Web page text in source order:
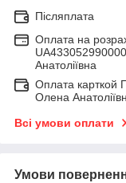
Післяплата
Оплата на
Анатоліївна
Оплата карткой
Олена
Всі умови оплати
Умови